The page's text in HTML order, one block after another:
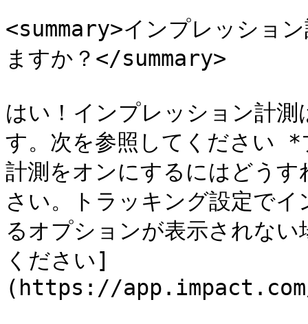
<summary>インプレッショ
ますか？</summary>
はい！インプレッション計
す。次を参照してください *
計測をオンにするにはどう
さい。トラッキング設定で
るオプションが表示されな
ください]
(https://